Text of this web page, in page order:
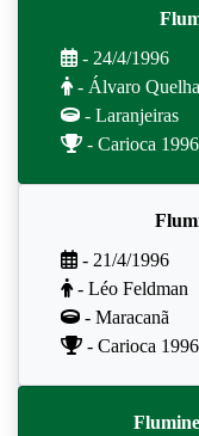
- 24/4/1996
- Álvaro
- Laranjeiras
- Carioca 1996
- 21/4/1996
- Léo Feldman
- Maracanã
- Carioca 1996